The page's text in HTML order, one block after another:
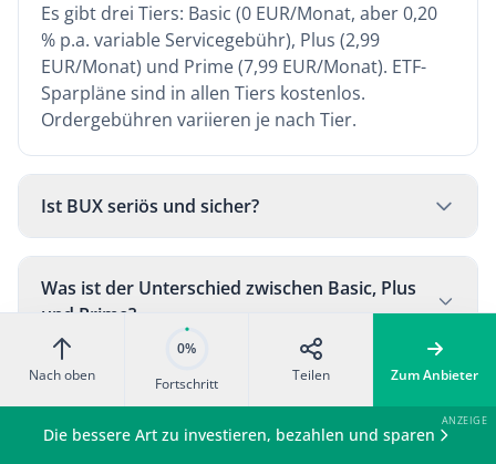
Es gibt drei Tiers: Basic (0 EUR/Monat, aber 0,20
% p.a. variable Servicegebühr), Plus (2,99
EUR/Monat) und Prime (7,99 EUR/Monat). ETF-
Sparpläne sind in allen Tiers kostenlos.
Ordergebühren variieren je nach Tier.
Ist BUX seriös und sicher?
Was ist der Unterschied zwischen Basic, Plus
und Prime?
Kann ich mein Depot zu BUX übertragen?
Nach oben
0%
Fortschritt
Teilen Zum Anbieter
Die bessere Art zu investieren, bezahlen und sparen